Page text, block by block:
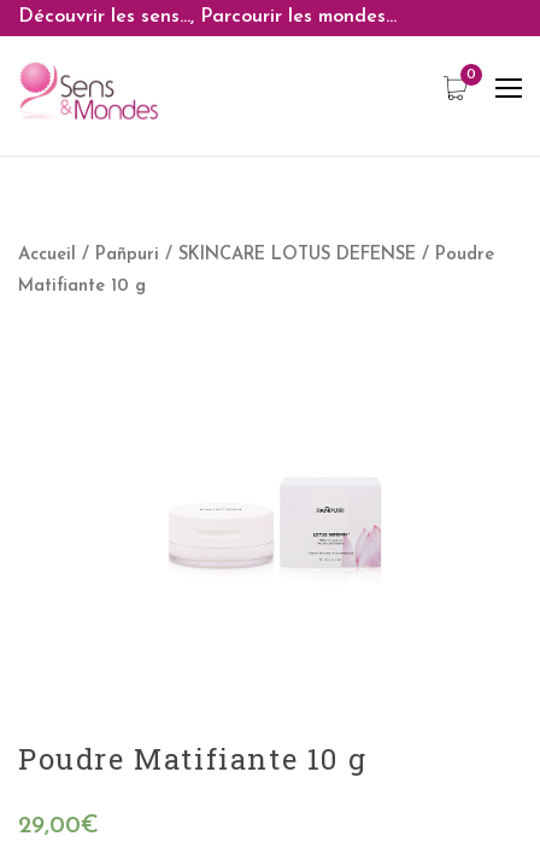
Découvrir les sens..., Parcourir les mondes...
Accueil / Pañpuri / SKINCARE LOTUS DEFENSE / Poudre
Matifiante 10 g
Poudre Matifiante 10 g
29,00€